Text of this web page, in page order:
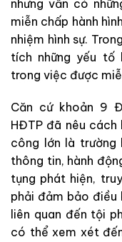
nhưng vẫn có
miễn chấp hành
nhiệm hình sự.
tích những yếu tố
trong việc được
Căn cứ khoản 9
HĐTP đã nêu cách
công lớn là trường
thông tin, hành
tụng phát hiện,
phải đảm bảo điều
liên quan đến tội
có thể xem xét